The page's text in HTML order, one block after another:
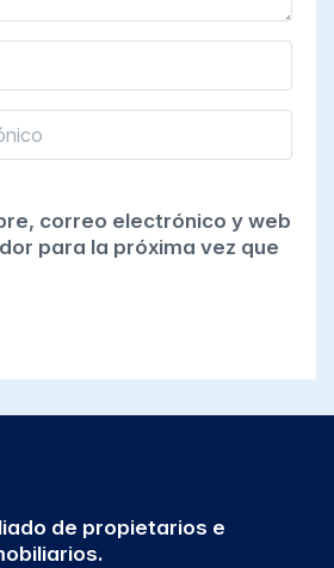
correo electrónico y web
para la próxima vez que
de propietarios e